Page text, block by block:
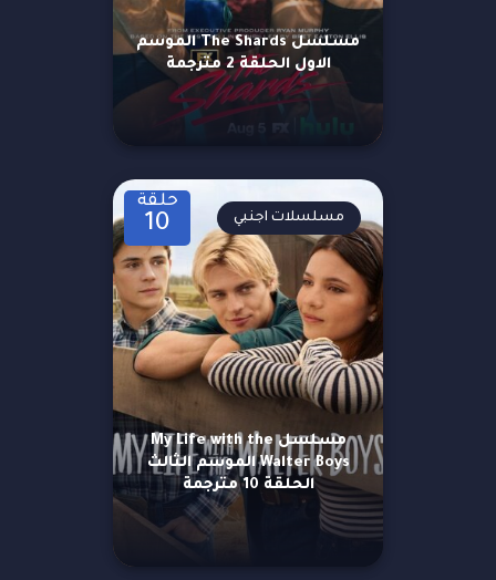
مسلسل The Shards الموسم
الاول الحلقة 2 مترجمة
حلقة
10
مسلسل My Life with the
Walter Boys الموسم الثالث
الحلقة 10 مترجمة
مسلسلات اجنبي